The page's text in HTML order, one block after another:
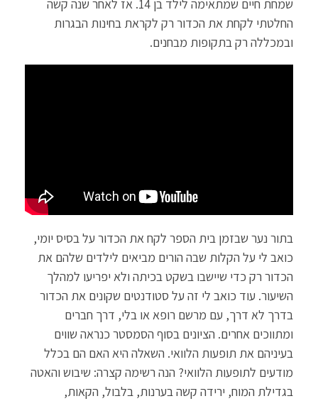
שמחת חיים שמתאימה לילד בן 14. אז לאחר שנה קשה
החלטתי לקחת את הכדור רק לקראת בחינות הבגרות
ובמכללה רק בתקופות מבחנים.
בתור נער שבזמן בית הספר לקח את הכדור על בסיס יומי,
כואב לי על הקלות שבה הורים מביאים לילדים שלהם את
הכדור רק כדי שיישבו בשקט בכיתה ולא יפריעו למהלך
השיעור. עוד כואב לי זה על סטודנטים שקונים את הכדור
בדרך לא דרך, עם מרשם רופא או בלי, דרך חברים
ומתווכים אחרים. הציונים בסוף הסמסטר כנראה שווים
בעיניהם את תופעות הלוואי. השאלה היא האם הם בכלל
מודעים לתופעות הלוואי? הנה רשימה קצרה: שיבוש והאטה
בגדילת המוח, ירידה קשה בערנות, בלבול, הקאות,